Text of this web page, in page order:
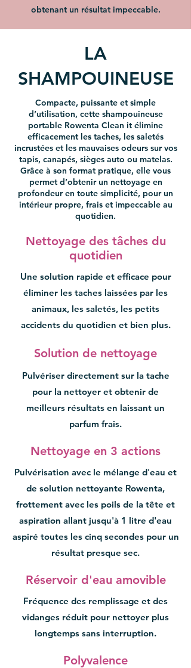
obtenant un résultat impeccable.
LA
SHAMPOUINEUSE
Compacte, puissante et simple
d’utilisation, cette shampouineuse
portable Rowenta Clean it élimine
efficacement les taches, les saletés
incrustées et les mauvaises odeurs sur vos
tapis, canapés, sièges auto ou matelas.
Grâce à son format pratique, elle vous
permet d’obtenir un nettoyage en
profondeur en toute simplicité, pour un
intérieur propre, frais et impeccable au
quotidien.
Nettoyage des tâches du
quotidien
Une solution rapide et efficace pour
éliminer les taches laissées par les
animaux, les saletés, les petits
accidents du quotidien et bien plus.
Solution de nettoyage
Pulvériser directement sur la tache
pour la nettoyer et obtenir de
meilleurs résultats en laissant un
parfum frais.
Nettoyage en 3 actions
Pulvérisation avec le mélange d'eau et
de solution nettoyante Rowenta,
frottement avec les poils de la tête et
aspiration allant jusqu'à 1 litre d'eau
aspiré toutes les cinq secondes pour un
résultat presque sec.
Réservoir d'eau amovible
Fréquence des remplissage et des
vidanges réduit pour nettoyer plus
longtemps sans interruption.
Polyvalence